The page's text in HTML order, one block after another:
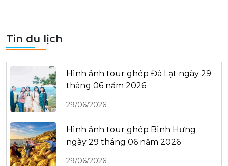
Tin du lịch
Hình ảnh tour ghép Đà Lạt ngày 29
tháng 06 năm 2026
29/06/2026
Hình ảnh tour ghép Bình Hưng
ngày 29 tháng 06 năm 2026
29/06/2026